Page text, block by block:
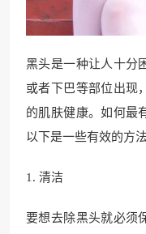
黑头是一种让人十分
或者下巴等部位出现
的肌肤健康。如何最
以下是一些有效的方
1. 清洁
要想去除黑头就必须